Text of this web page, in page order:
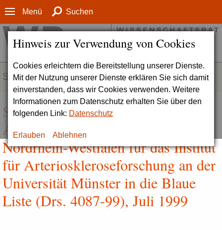
Hinweis zur Verwendung von Cookies
Cookies erleichtern die Bereitstellung unserer Dienste.
Mit der Nutzung unserer Dienste erklären Sie sich damit
einverstanden, dass wir Cookies verwenden. Weitere
Informationen zum Datenschutz erhalten Sie über den
folgenden Link: Datenschutz
Erlauben Ablehnen
Menü Suchen
SERVICE
Stellungnahme zum
Aufnahmeantrag des Landes
Nordrhein-Westfalen für das Institut
für Arterioskleroseforschung an der
Universität Münster in die Blaue
Liste (Drs. 4087-99), Juli 1999